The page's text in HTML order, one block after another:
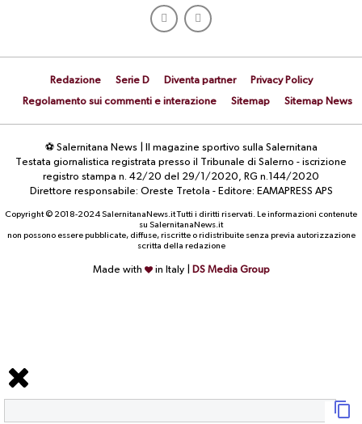
Redazione Serie D Diventa partner
Privacy Policy
Regolamento sui commenti e interazione
Sitemap Sitemap News
⚽ Salernitana News | Il magazine sportivo sulla Salernitana
Testata giornalistica registrata presso il Tribunale di Salerno - iscrizione
registro stampa n. 42/20 del 29/1/2020, RG n.144/2020
Direttore responsabile: Oreste Tretola - Editore: EAMAPRESS APS
Copyright © 2018-2024 SalernitanaNews.it Tutti i diritti riservati. Le informazioni contenute
su SalernitanaNews.it
non possono essere pubblicate, diffuse, riscritte o ridistribuite senza previa autorizzazione
scritta della redazione
Made with in Italy | DS Media Group